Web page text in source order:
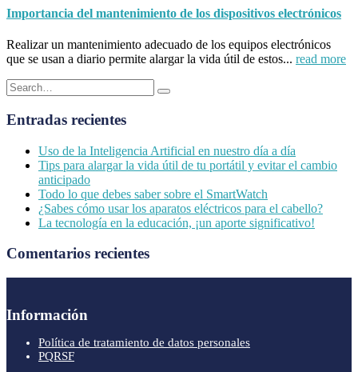
Importancia del mantenimiento de los dispositivos electrónicos
Realizar un mantenimiento adecuado de los equipos electrónicos
que se usan a diario permite alargar la vida útil de estos... read more
Entradas recientes
Uso de la Inteligencia Artificial en nuestro día a día
Tips para alargar la vida útil de tu portátil y evitar el cambio
anticipado
Todo lo que debes saber sobre el SmartWatch
¿Sabes cómo usar los aparatos eléctricos para el cabello?
La tecnología en la educación, ¡un aporte significativo!
Comentarios recientes
Información
Política de tratamiento de datos personales
PQRSF